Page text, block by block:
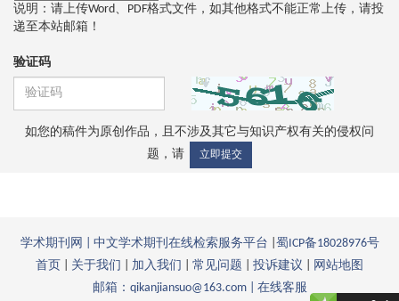
说明：请上传Word、PDF格式文件，如其他格式不能正常上传，请投
递至本站邮箱！
验证码
如您的稿件为原创作品，且不涉及其它与知识产权有关的侵权问
题，请
立即提交
学术期刊网 | 中文学术期刊在线检索服务平台
蜀ICP备18028976号
首页
关于我们 加入我们 常见问题 投诉建议
网站地图
邮箱：qikanjiansuo@163.com | 在线客服